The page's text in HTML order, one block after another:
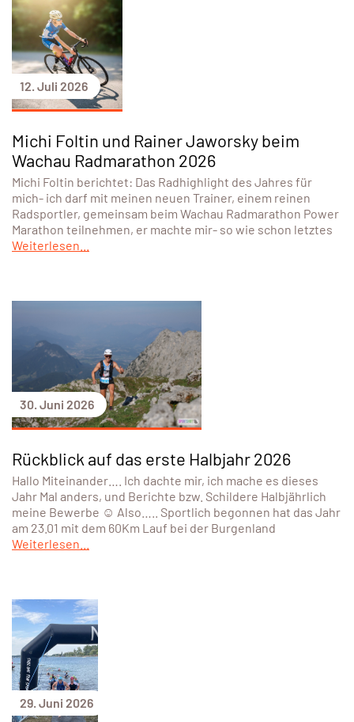
12. Juli 2026
Michi Foltin und Rainer Jaworsky beim
Wachau Radmarathon 2026
Michi Foltin berichtet: Das Radhighlight des Jahres für
mich- ich darf mit meinen neuen Trainer, einem reinen
Radsportler, gemeinsam beim Wachau Radmarathon Power
Marathon teilnehmen, er machte mir- so wie schon letztes
Weiterlesen...
30. Juni 2026
Rückblick auf das erste Halbjahr 2026
Hallo Miteinander…. Ich dachte mir, ich mache es dieses
Jahr Mal anders, und Berichte bzw. Schildere Halbjährlich
meine Bewerbe ☺️ Also….. Sportlich begonnen hat das Jahr
am 23.01 mit dem 60Km Lauf bei der Burgenland
Weiterlesen...
29. Juni 2026